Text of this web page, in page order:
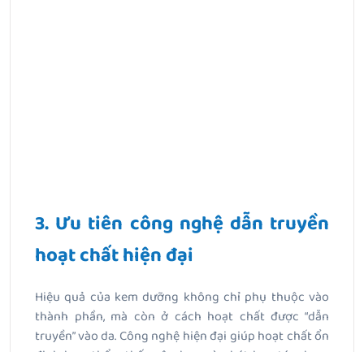
3. Ưu tiên công nghệ dẫn truyền
hoạt chất hiện đại
Hiệu quả của kem dưỡng không chỉ phụ thuộc vào
thành phần, mà còn ở cách hoạt chất được “dẫn
truyền” vào da. Công nghệ hiện đại giúp hoạt chất ổn